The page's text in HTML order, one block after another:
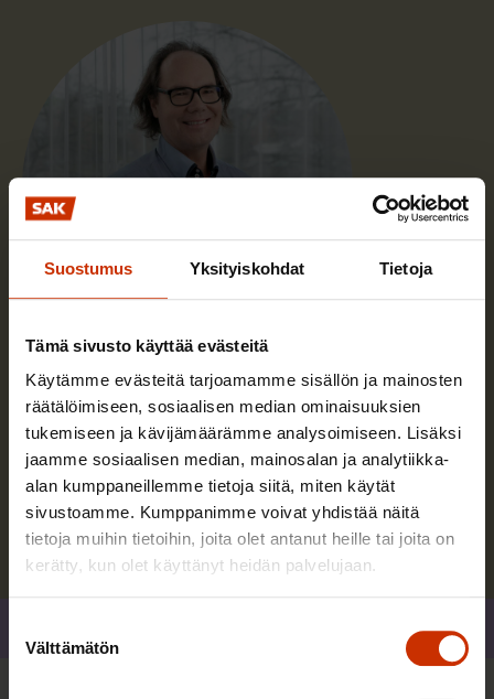
Suostumus Yksityiskohdat Tietoja
Tämä sivusto käyttää evästeitä
Käytämme evästeitä tarjoamamme sisällön ja mainosten
räätälöimiseen, sosiaalisen median ominaisuuksien
tukemiseen ja kävijämäärämme analysoimiseen. Lisäksi
jaamme sosiaalisen median, mainosalan ja analytiikka-
alan kumppaneillemme tietoja siitä, miten käytät
sivustoamme. Kumppanimme voivat yhdistää näitä
tietoja muihin tietoihin, joita olet antanut heille tai joita on
kerätty, kun olet käyttänyt heidän palvelujaan.
valinta
Välttämätön
Päävastuualueitani SAK:ssa ovat työyhteisöjen
kehittäminen, työhyvinvointi ja työn tuottavuus.
Lue lisää kirjoittajasta